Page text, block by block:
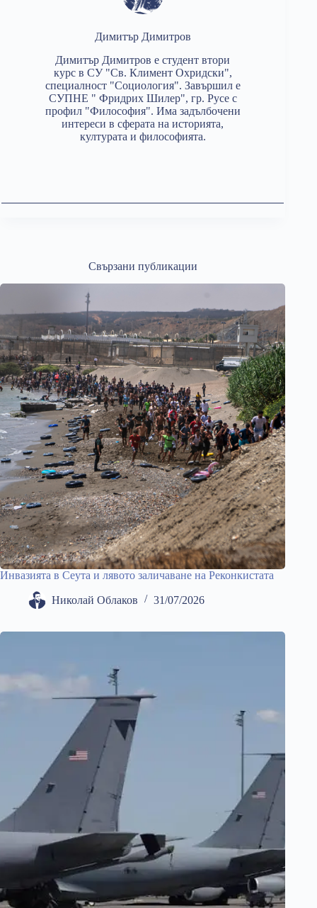
Димитър Димитров
Димитър Димитров е студент втори
курс в СУ "Св. Климент Охридски",
специалност "Социология". Завършил е
СУПНЕ " Фридрих Шилер", гр. Русе с
профил "Философия". Има задълбочени
интереси в сферата на историята,
културата и философията.
Свързани публикации
Инвазията в Сеута и лявото заличаване на Реконкистата
Николай Облаков 31/07/2026